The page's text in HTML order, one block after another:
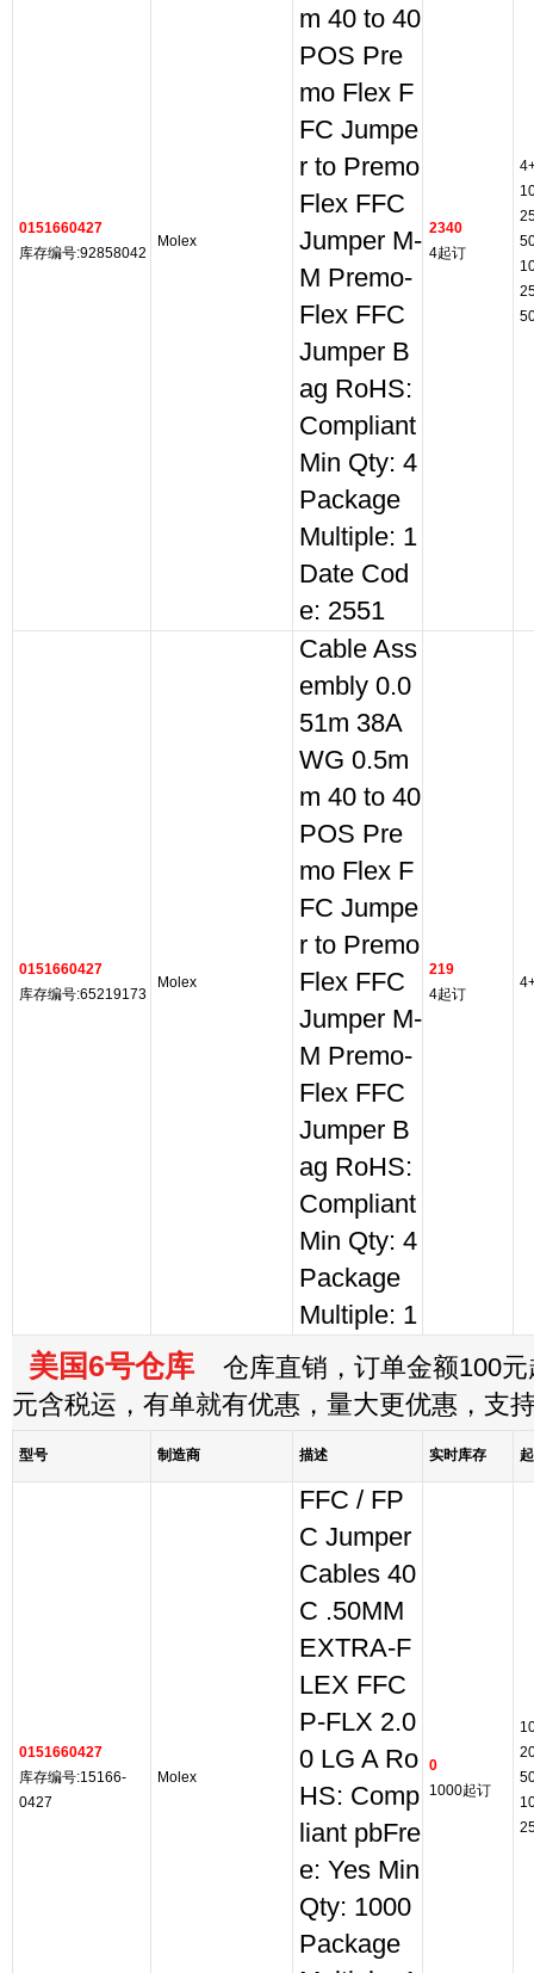
0151660427
库存编号:92858042
Molex
m 40 to 40
POS Pre
mo Flex F
FC Jumpe
r to Premo
Flex FFC
Jumper M-
M Premo-
Flex FFC
Jumper B
ag RoHS:
Compliant
Min Qty: 4
Package
Multiple: 1
Date Cod
e: 2551
2340
4起订
0151660427
库存编号:65219173
Molex
Cable Ass
embly 0.0
51m 38A
WG 0.5m
m 40 to 40
POS Pre
mo Flex F
FC Jumpe
r to Premo
Flex FFC
Jumper M-
M Premo-
Flex FFC
Jumper B
ag RoHS:
Compliant
Min Qty: 4
Package
Multiple: 1
219
4起订
美国6号仓库 仓库直销，订单金额100元
元含税运，有单就有优惠，量大更优惠，支
型号 制造商 描述 实时库存
0151660427
库存编号:15166-
0427
Molex
FFC / FP
C Jumper
Cables 40
C .50MM
EXTRA-F
LEX FFC
P-FLX 2.0
0 LG A Ro
HS: Comp
liant pbFre
e: Yes Min
Qty: 1000
Package
0
1000起订